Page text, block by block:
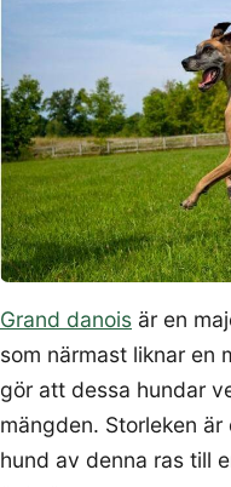
Grand danois är en
som närmast liknar en
gör att dessa hundar
mängden. Storleken
hund av denna ras till